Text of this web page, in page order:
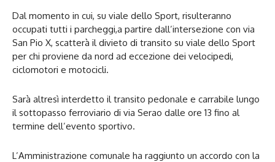
Dal momento in cui, su viale dello Sport, risulteranno
occupati tutti i parcheggi,a partire dall’intersezione con via
San Pio X, scatterà il divieto di transito su viale dello Sport
per chi proviene da nord ad eccezione dei velocipedi,
ciclomotori e motocicli.
Sarà altresì interdetto il transito pedonale e carrabile lungo
il sottopasso ferroviario di via Serao dalle ore 13 fino al
termine dell’evento sportivo.
L’Amministrazione comunale ha raggiunto un accordo con la